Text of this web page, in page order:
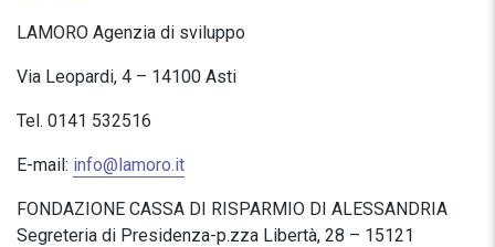
LAMORO Agenzia di sviluppo
Via Leopardi, 4 – 14100 Asti
Tel. 0141 532516
E-mail: info@lamoro.it
FONDAZIONE CASSA DI RISPARMIO DI ALESSANDRIA
Segreteria di Presidenza-p.zza Libertà, 28 – 15121